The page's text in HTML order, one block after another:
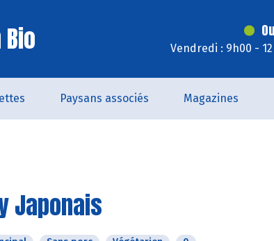
Vendredi : 9h00 -
Paysans associés Magazines
Japonais